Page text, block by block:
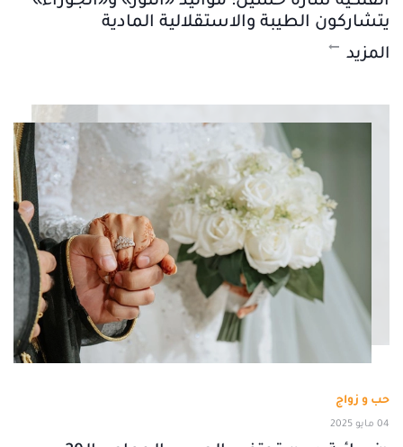
يتشاركون الطيبة والاستقلالية المادية
المزيد
حب و زواج
04 مايو 2025